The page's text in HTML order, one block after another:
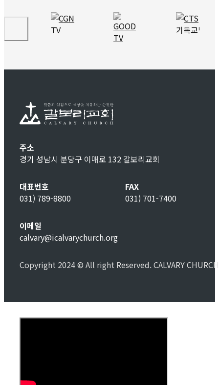
주소
경기 성남시 분당구 이매로 132 갈보리교회
대표번호
031) 789-8800
FAX
031) 701-7400
이메일
calvary@icalvarychurch.org
Copyright 2024 © All right Reserved. CALVARY CHURCH